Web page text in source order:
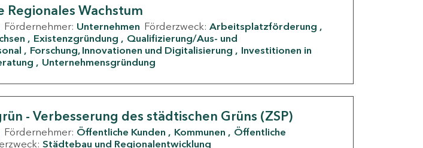
Regionales Wachstum
Fördernehmer: Unternehmen Förderzweck: Arbeitsplatzförderung
Existenzgründung
Qualifizierung/Aus- und
Forschung, Innovationen und Digitalisierung
Investitionen in
Unternehmensgründung
- Verbesserung des städtischen Grüns (ZSP)
Fördernehmer: Öffentliche Kunden Kommunen
Öffentliche
Städtebau und Regionalentwicklung